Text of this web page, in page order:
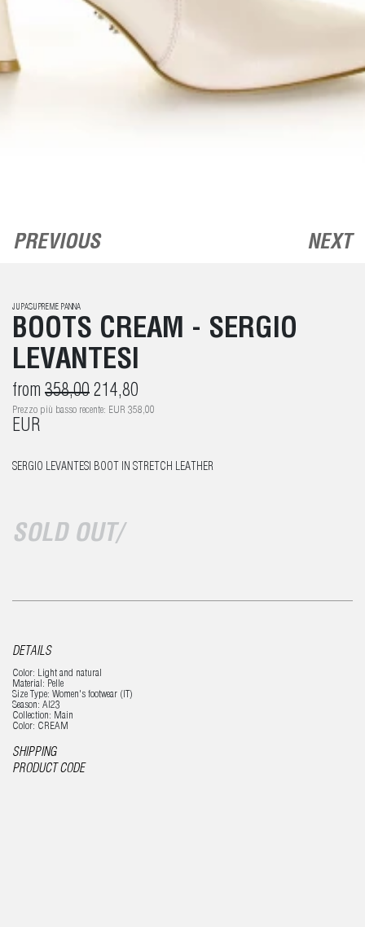
PREVIOUS NEXT
JUPASUPREME PANNA
BOOTS CREAM - SERGIO
LEVANTESI
from 358,00 214,80
Prezzo più basso recente: EUR 358,00
EUR
SERGIO LEVANTESI BOOT IN STRETCH LEATHER
SOLD OUT/
DETAILS
Color: Light and natural
Material: Pelle
Size Type: Women's footwear (IT)
Season: AI23
Collection: Main
Color: CREAM
SHIPPING
PRODUCT CODE